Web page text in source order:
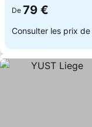
De 79 €
Consulter les prix de